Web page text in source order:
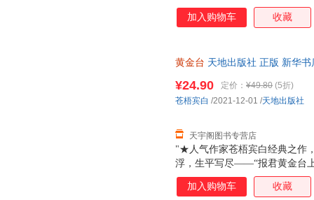
笑，一生 愿山河万里，家国安
加入购物车 收藏
黄金台 天地出版社 正版 新华
"★人气作家苍梧宾白经典之作
浮，生平写尽——“报君黄金台
负天下人，他不负他★凡有所
哭，十二载光阴，岁如长河，
¥24.90 定价： ¥49.80 (5折)
天宇阁图书专营店
苍梧宾白 /2021-12-01 /天地出版社
加入购物车 收藏